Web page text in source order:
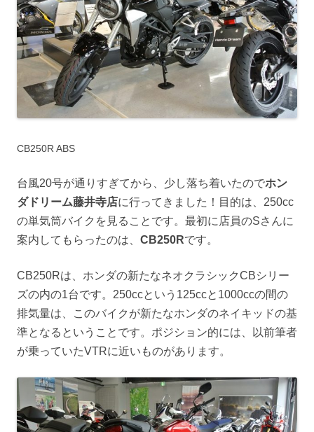
CB250R ABS
台風20号が通りすぎてから、少し落ち着いたのでホン
ダドリーム藤井寺店に行ってきました！目的は、250cc
の単気筒バイクを見ることです。最初に店員のSさんに
案内してもらったのは、 CB250Rです。
CB250Rは、ホンダの新たなネオクラシックCBシリー
ズの内の1台です。250ccという125ccと1000ccの間の
排気量は、このバイクが新たなホンダのネイキッドの基
準となるということです。ポジション的には、以前筆者
が乗っていたVTRに近いものがあります。